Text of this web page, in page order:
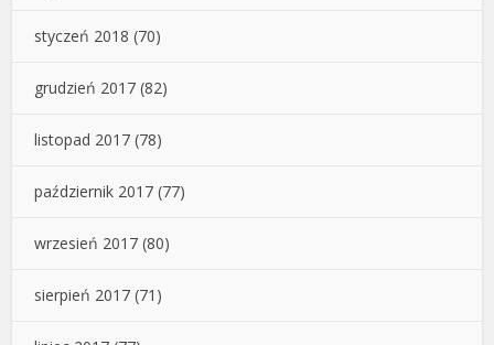
styczeń 2018 (70)
grudzień 2017 (82)
listopad 2017 (78)
październik 2017 (77)
wrzesień 2017 (80)
sierpień 2017 (71)